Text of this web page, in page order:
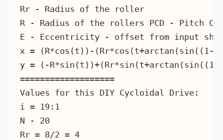
Rr - Radius of the roller
R - Radius of the rollers PCD - Pitch
E - Eccentricity - offset from input
x = (R*cos(t))-
y = (-
===================
Values for this DIY Cycloidal Drive:
i = 19:1
N - 20
Rr = 8/2 = 4